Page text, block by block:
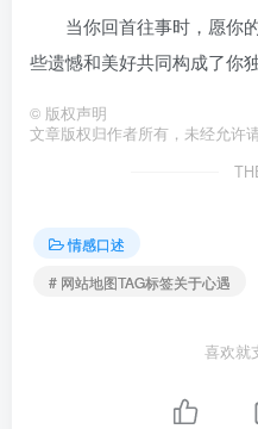
当你回首往事时，‌愿你的
些遗憾和美好共同构成了你
© 版权声明
文章版权归作者所有，未经允许请
情感口述
# 网站地图TAG标签关于心遇
喜欢就